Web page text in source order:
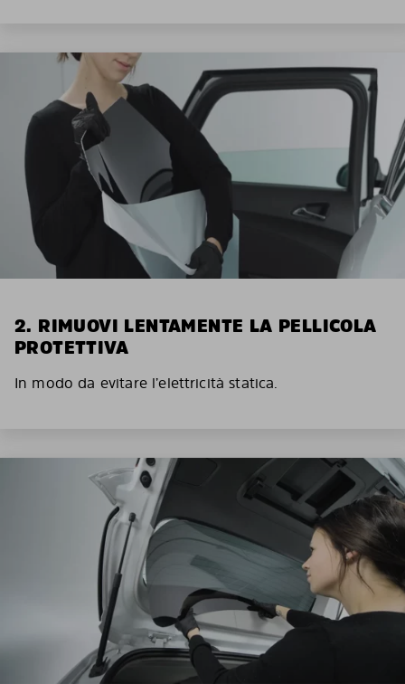
2. RIMUOVI LENTAMENTE LA PELLICOLA
PROTETTIVA
In modo da evitare l’elettricità statica.